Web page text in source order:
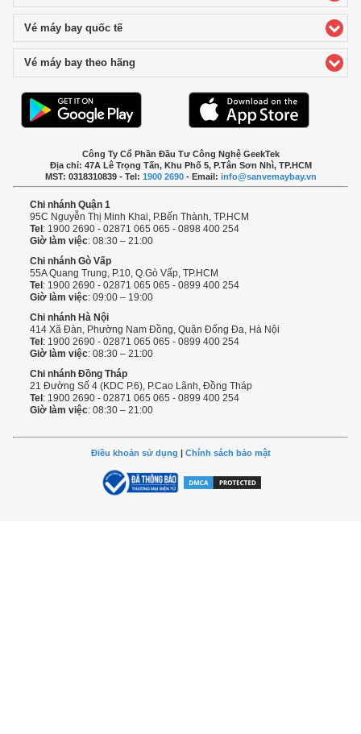
Vé máy bay quốc tếclick to expand contents
Vé máy bay theo hãng
Công Ty Cổ Phần Đầu Tư Công Nghệ GeekTek
Địa chỉ: 47A Lê Trọng Tấn, Khu Phố 5, P.Tân Sơn Nhì, TP.HCM
MST: 0318310839 - Tel: 1900 2690- Email: info@sanvemaybay.vn
Chi nhánh Quận 1
95C Nguyễn Thị Minh Khai, P.Bến Thành, TP.HCM
Tel : 1900 2690 - 02871 065 065 - 0898 400 254
Giờ làm việc: 08:30 – 21:00
Chi nhánh Gò Vấp
55A Quang Trung, P.10, Q.Gò Vấp, TP.HCM
Tel : 1900 2690 - 02871 065 065 - 0899 400 254
Giờ làm việc: 09:00 – 19:00
Chi nhánh Hà Nội
414 Xã Đàn, Phường Nam Đồng, Quận Đống Đa, Hà Nội
Tel : 1900 2690 - 02871 065 065 - 0899 400 254
Giờ làm việc: 08:30 – 21:00
Chi nhánh Đồng Tháp
21 Đường Số 4 (KDC P.6), P.Cao Lãnh, Đồng Tháp
Tel : 1900 2690 - 02871 065 065 - 0899 400 254
Giờ làm việc: 08:30 – 21:00
Điều khoản sử dụng | Chính sách bảo mật